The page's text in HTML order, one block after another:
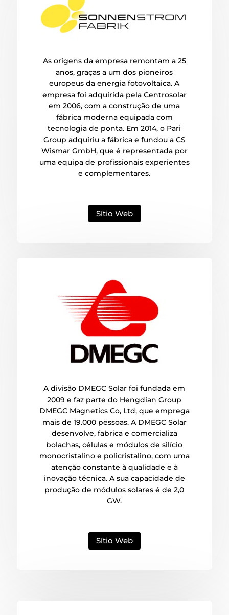
As origens da empresa remontam a 25
anos, graças a um dos pioneiros
europeus da energia fotovoltaica. A
empresa foi adquirida pela Centrosolar
em 2006, com a construção de uma
fábrica moderna equipada com
tecnologia de ponta. Em 2014, o Pari
Group adquiriu a fábrica e fundou a CS
Wismar GmbH, que é representada por
uma equipa de profissionais experientes
e complementares.
Sítio Web
A divisão DMEGC Solar foi fundada em
2009 e faz parte do Hengdian Group
DMEGC Magnetics Co, Ltd, que emprega
mais de 19.000 pessoas. A DMEGC Solar
desenvolve, fabrica e comercializa
bolachas, células e módulos de silício
monocristalino e policristalino, com uma
atenção constante à qualidade e à
inovação técnica. A sua capacidade de
produção de módulos solares é de 2,0
GW.
Sítio Web